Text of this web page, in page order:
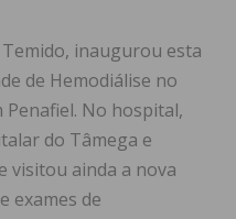
inaugurou esta
de Hemodiálise no
Penafiel. No hospital,
do Tâmega e
visitou ainda a nova
exames de